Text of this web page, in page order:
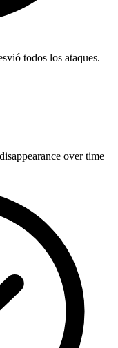
todos los ataques.
over time